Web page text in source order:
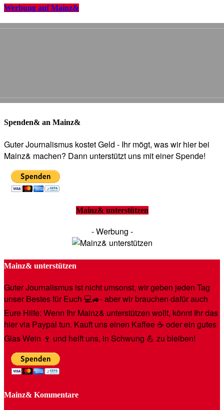
Werbung auf Mainz&
Spenden& an Mainz&
Guter Journalismus kostet Geld - Ihr mögt, was wir hier bei
Mainz& machen? Dann unterstützt uns mit einer Spende!
Mainz& unterstützen
- Werbung -
Mainz& unterstützen
Guter Journalismus ist nicht umsonst, wir geben jeden Tag
unser Bestes für Euch 💻🚙- aber wir brauchen dafür auch
Eure Hilfe: Wenn Ihr Mainz& unterstützen wollt, könnt Ihr das
hier via Paypal tun. Kauft uns einen Kaffee ☕️ oder ein gutes
Glas Wein 🍷 und helft uns, in Schwung 💪 zu bleiben!
Mainz& Kommentare